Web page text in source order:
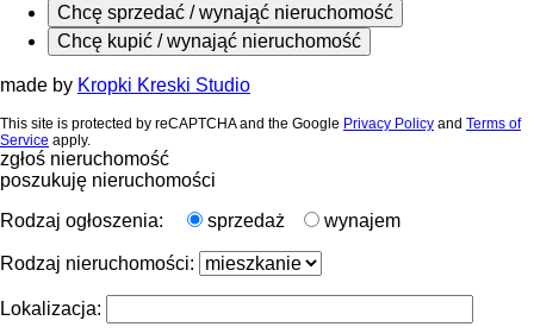
Chcę sprzedać / wynająć nieruchomość
Chcę kupić / wynająć nieruchomość
made by Kropki Kreski Studio
This site is protected by reCAPTCHA and the Google Privacy Policy and Terms of
Service apply.
zgłoś nieruchomość
poszukuję nieruchomości
Rodzaj ogłoszenia:
sprzedaż wynajem
Rodzaj nieruchomości:
Lokalizacja: